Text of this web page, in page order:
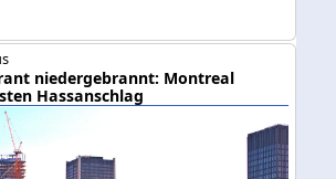
niedergebrannt: Montreal
Hassanschlag